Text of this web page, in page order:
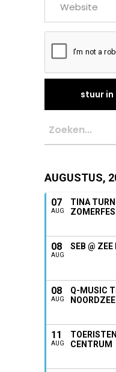
AUGUSTUS,
07
AUG
TINA
08
AUG
SEB @ ZEE
08
AUG
Q-MUSIC
11
AUG
CENTRUM